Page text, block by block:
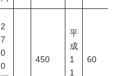
2
7
0
0
450
平
成
1
1
60